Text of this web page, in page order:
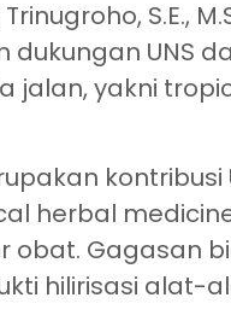
Trinugroho, S.E.,
dukungan UNS
jalan, yakni
herbal
obat. Gagasan
hilirisasi alat-